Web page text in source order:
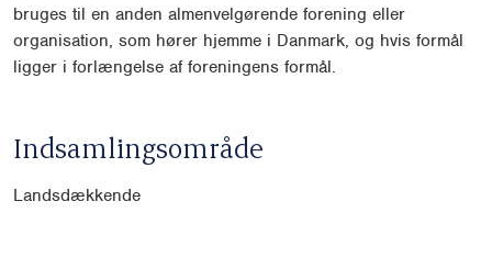
bruges til en anden almenvelgørende forening eller
organisation, som hører hjemme i Danmark, og hvis formål
ligger i forlængelse af foreningens formål.
Indsamlingsområde
Landsdækkende